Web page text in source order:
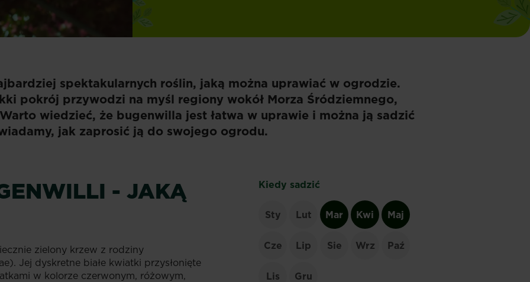
spektakularnych roślin, jaką można uprawiać w ogrodzie.
pokrój przywodzi na myśl regiony wokół Morza Śródziemnego,
wiedzieć, że bugenwilla jest łatwa w uprawie i można ją sadzić
jak zaprosić ją do swojego ogrodu.
- JAKĄ
zielony krzew z rodziny
Jej dyskretne białe kwiatki przysłonięte
w kolorze czerwonym, różowym,
Kiedy sadzić
Sty Lut Mar Kwi Maj
Cze Lip Sie Wrz Paź
Lis Gru